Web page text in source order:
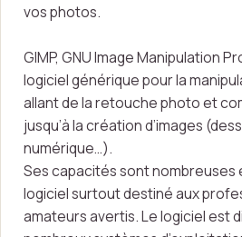
vos photos.
GIMP, GNU Image Manipulation
logiciel générique pour la
allant de la retouche photo et
jusqu’à la création d’images
numérique…).
Ses capacités sont nombreuses
logiciel surtout destiné aux
amateurs avertis. Le logiciel est